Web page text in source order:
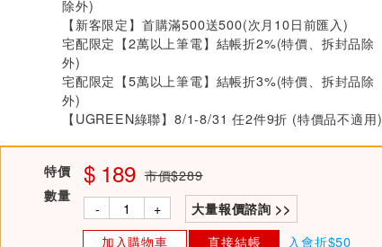
除外)
【新客限定】首購滿500送500(次月10日前匯入)
宅配限定【2萬以上筆電】結帳折2%(特價、拆封品除
外)
宅配限定【5萬以上筆電】結帳折3%(特價、拆封品除
外)
【UGREEN綠聯】8/1-8/31 任2件9折 (特價品不適用)
特價 189 市價$289
數量
- + 大量報價諮詢 >>
加入購物車 直接結帳 入會折$50